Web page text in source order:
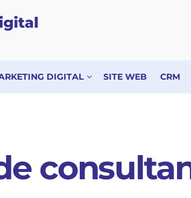
DIGITAL SITE WEB CRM